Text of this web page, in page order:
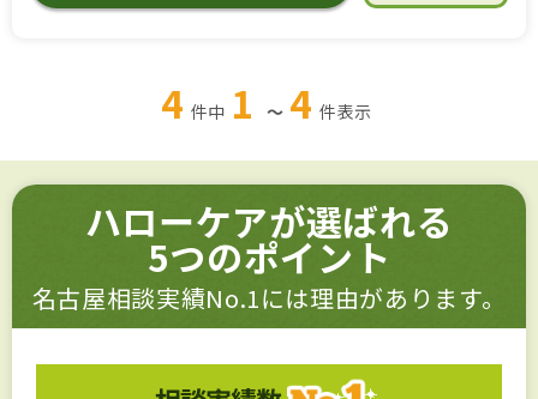
4 件中 1 ～ 4 件表示
ハローケアが選ばれる
5つのポイント
名古屋相談実績No.1には理由があります。